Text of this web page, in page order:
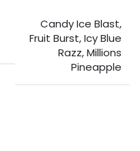
Candy Ice Blast,
Fruit Burst,Icy Blue
Razz,Millions
Pineapple